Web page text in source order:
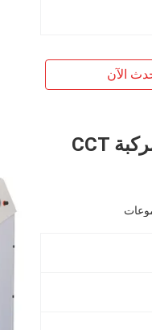
الآن
معدات غرفة اختبار رذاذ الملح المركبة CCT